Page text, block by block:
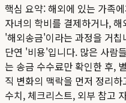
핵심 요약: 해외에 있는 가족
자녀의 학비를 결제하거나,
'해외송금'이라는 과정을 거
단연 '비용'입니다. 많은 사람
는 송금 수수료만 확인한 후,
직 변화의 맥락을 먼저 정리
수치, 체크리스트, 외부 참고